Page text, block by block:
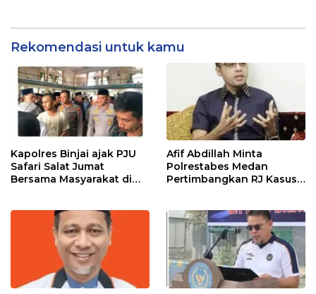
Rekomendasi untuk kamu
Kapolres Binjai ajak PJU
Safari Salat Jumat
Bersama Masyarakat di
Afif Abdillah Minta
Polrestabes Medan
Pertimbangkan RJ Kasus